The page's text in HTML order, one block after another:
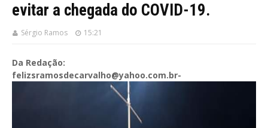
evitar a chegada do COVID-19.
Sérgio Ramos 15:21
Da Redação:
felizsramosdecarvalho@yahoo.com.br-